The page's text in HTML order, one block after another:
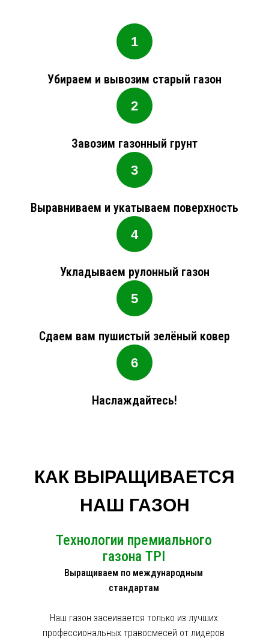
Убираем и вывозим старый газон
Завозим газонный грунт
Выравниваем и укатываем поверхность
Укладываем рулонный газон
Сдаем вам пушистый зелёный ковер
Наслаждайтесь!
КАК ВЫРАЩИВАЕТСЯ
НАШ ГАЗОН
Технологии премиального
газона TPI
Выращиваем по международным
стандартам
Наш газон засеивается только из лучших
профессиональных травосмесей от лидеров